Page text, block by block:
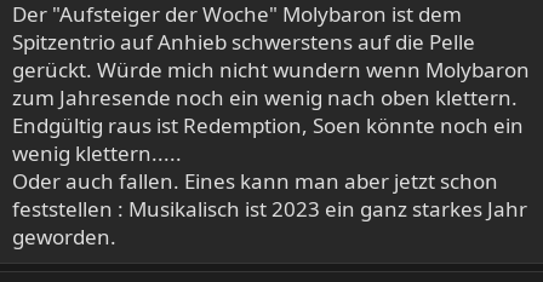
Der "Aufsteiger der Woche" Molybaron ist dem
Spitzentrio auf Anhieb schwerstens auf die Pelle
gerückt. Würde mich nicht wundern wenn Molybaron
zum Jahresende noch ein wenig nach oben klettern.
Endgültig raus ist Redemption, Soen könnte noch ein
wenig klettern.....
Oder auch fallen. Eines kann man aber jetzt schon
feststellen : Musikalisch ist 2023 ein ganz starkes Jahr
geworden.